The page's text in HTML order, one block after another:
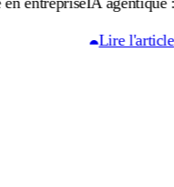
Lire l'article